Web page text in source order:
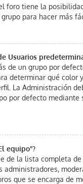
foro tiene la
para hacer más
Usuarios
de un grupo por
determinar qué color
La Administración
por defecto mediante
equipo"?
de la lista completa
administradores,
que se encarga de